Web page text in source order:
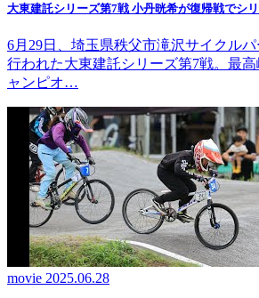
大東建託シリーズ第7戦 ⼩丹晄希が復帰戦でシ
6月29日、埼玉県秩父市滝沢サイクル
行われた大東建託シリーズ第7戦。最
ャンピオ…
movie 2025.06.28